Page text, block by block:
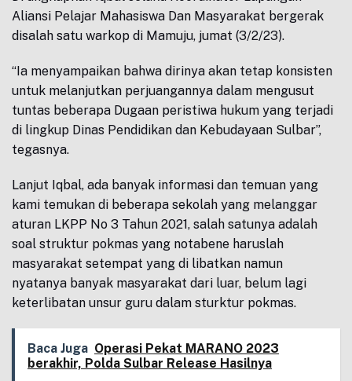
Aliansi Pelajar Mahasiswa Dan Masyarakat bergerak
disalah satu warkop di Mamuju, jumat (3/2/23).
“Ia menyampaikan bahwa dirinya akan tetap konsisten
untuk melanjutkan perjuangannya dalam mengusut
tuntas beberapa Dugaan peristiwa hukum yang terjadi
di lingkup Dinas Pendidikan dan Kebudayaan Sulbar”,
tegasnya.
Lanjut Iqbal, ada banyak informasi dan temuan yang
kami temukan di beberapa sekolah yang melanggar
aturan LKPP No 3 Tahun 2021, salah satunya adalah
soal struktur pokmas yang notabene haruslah
masyarakat setempat yang di libatkan namun
nyatanya banyak masyarakat dari luar, belum lagi
keterlibatan unsur guru dalam sturktur pokmas.
Baca Juga Operasi Pekat MARANO 2023
berakhir, Polda Sulbar Release Hasilnya